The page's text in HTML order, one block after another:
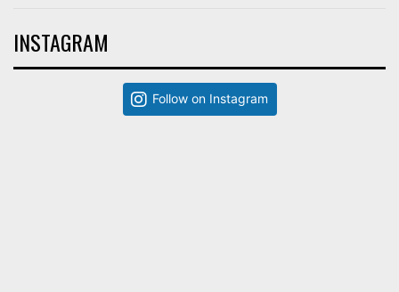
INSTAGRAM
Follow on Instagram